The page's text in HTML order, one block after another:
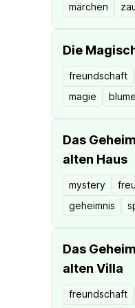
märchen
Die
freundschaft
magie
blume
Das
alten Haus
mystery
geheimnis
Das
alten Villa
freundschaft